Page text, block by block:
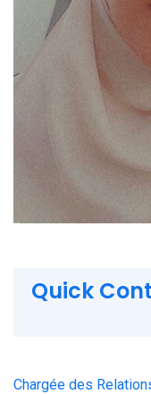
Quick
Chargée des